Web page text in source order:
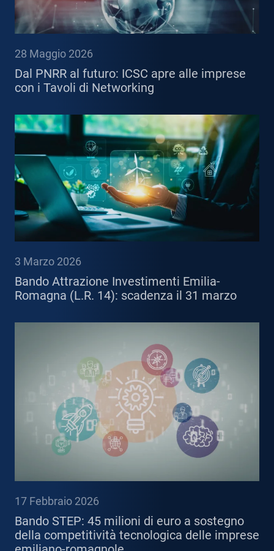
28 Maggio 2026
Dal PNRR al futuro: ICSC apre alle imprese
con i Tavoli di Networking
3 Marzo 2026
Bando Attrazione Investimenti Emilia-
Romagna (L.R. 14): scadenza il 31 marzo
17 Febbraio 2026
Bando STEP: 45 milioni di euro a sostegno
della competitività tecnologica delle imprese